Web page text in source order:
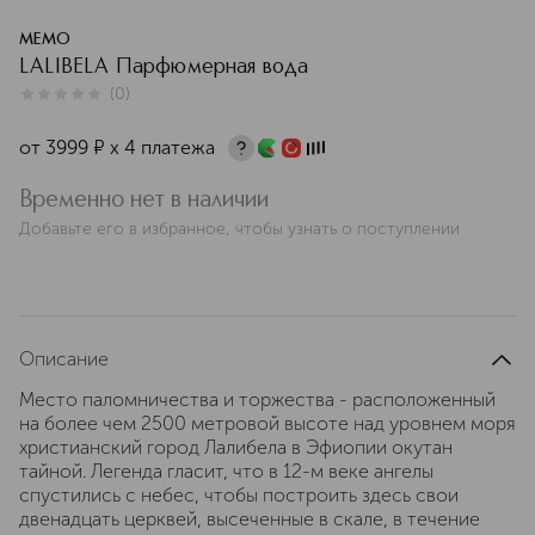
MEMO
LALIBELA Парфюмерная вода
(0)
от 3999 ¤ х 4 платежа
Временно нет в наличии
Добавьте его в избранное, чтобы узнать о поступлении
Описание
Место паломничества и торжества - расположенный
на более чем 2500 метровой высоте над уровнем моря
христианский город Лалибела в Эфиопии окутан
тайной. Легенда гласит, что в 12-м веке ангелы
спустились с небес, чтобы построить здесь свои
двенадцать церквей, высеченные в скале, в течение